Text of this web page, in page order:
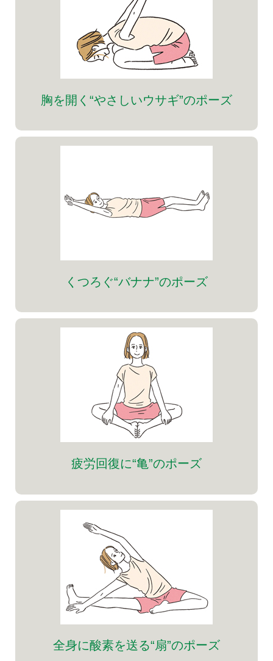
胸を開く“やさしいウサギ”のポーズ
くつろぐ“バナナ”のポーズ
疲労回復に“亀”のポーズ
全身に酸素を送る“扇”のポーズ